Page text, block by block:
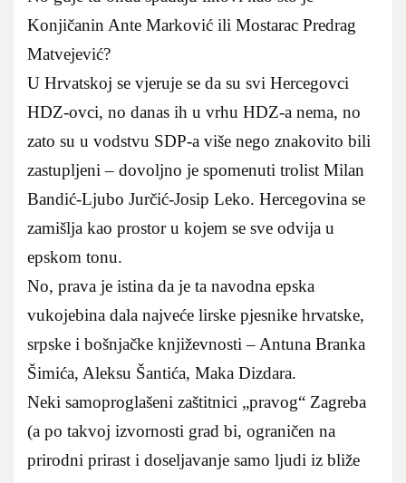
Konjičanin Ante Marković ili Mostarac Predrag
Matvejević?
U Hrvatskoj se vjeruje se da su svi Hercegovci
HDZ-ovci, no danas ih u vrhu HDZ-a nema, no
zato su u vodstvu SDP-a više nego znakovito bili
zastupljeni – dovoljno je spomenuti trolist Milan
Bandić-Ljubo Jurčić-Josip Leko. Hercegovina se
zamišlja kao prostor u kojem se sve odvija u
epskom tonu.
No, prava je istina da je ta navodna epska
vukojebina dala najveće lirske pjesnike hrvatske,
srpske i bošnjačke književnosti – Antuna Branka
Šimića, Aleksu Šantića, Maka Dizdara.
Neki samoproglašeni zaštitnici „pravog“ Zagreba
(a po takvoj izvornosti grad bi, ograničen na
prirodni prirast i doseljavanje samo ljudi iz bliže